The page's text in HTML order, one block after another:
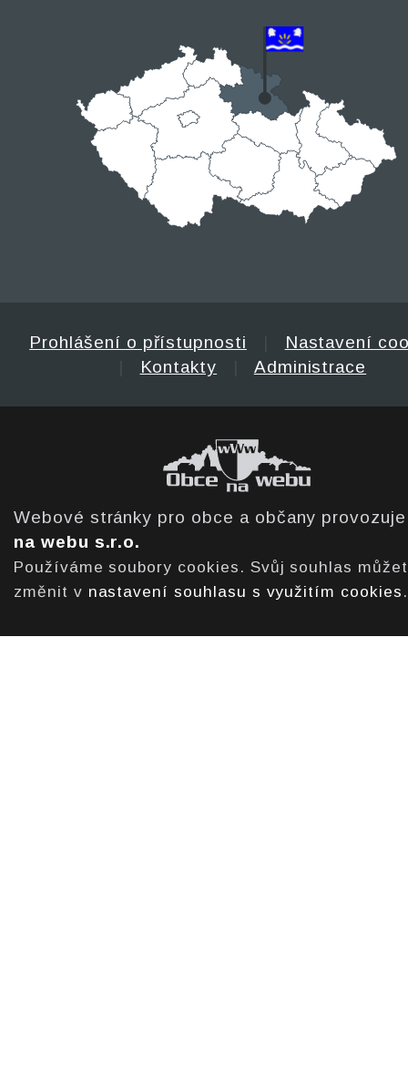
Prohlášení o přístupnosti
Nastavení
Kontakty Administrace
Webové stránky pro obce a občany
na webu s.r.o.
Používáme soubory cookies. Svůj souhlas
změnit v nastavení souhlasu s využitím cookies .